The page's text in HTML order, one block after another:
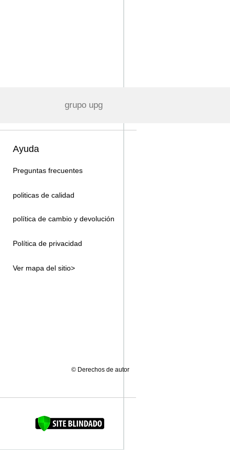
grupo upg
Ayuda
Preguntas frecuentes
politicas de calidad
política de cambio y devolución
Política de privacidad
Ver mapa del sitio>
© Derechos de autor